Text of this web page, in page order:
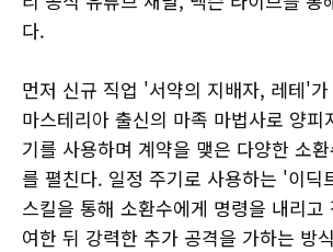
다.
먼저 신규 직업 '서약의 지배자, 레테'
마스테리아 출신의 마족 마법사로 양피
기를 사용하며 계약을 맺은 다양한 소
를 펼친다. 일정 주기로 사용하는 '이
스킬을 통해 소환수에게 명령을 내리고
여한 뒤 강력한 추가 공격을 가하는 방